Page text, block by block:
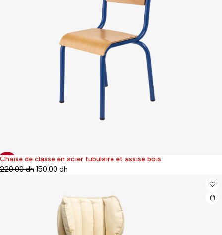
32%
Chaise de classe en acier tubulaire et assise bois
220.00dh 150.00 dh